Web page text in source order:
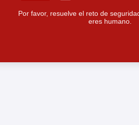
Por favor, resuelve el reto de
eres humano.